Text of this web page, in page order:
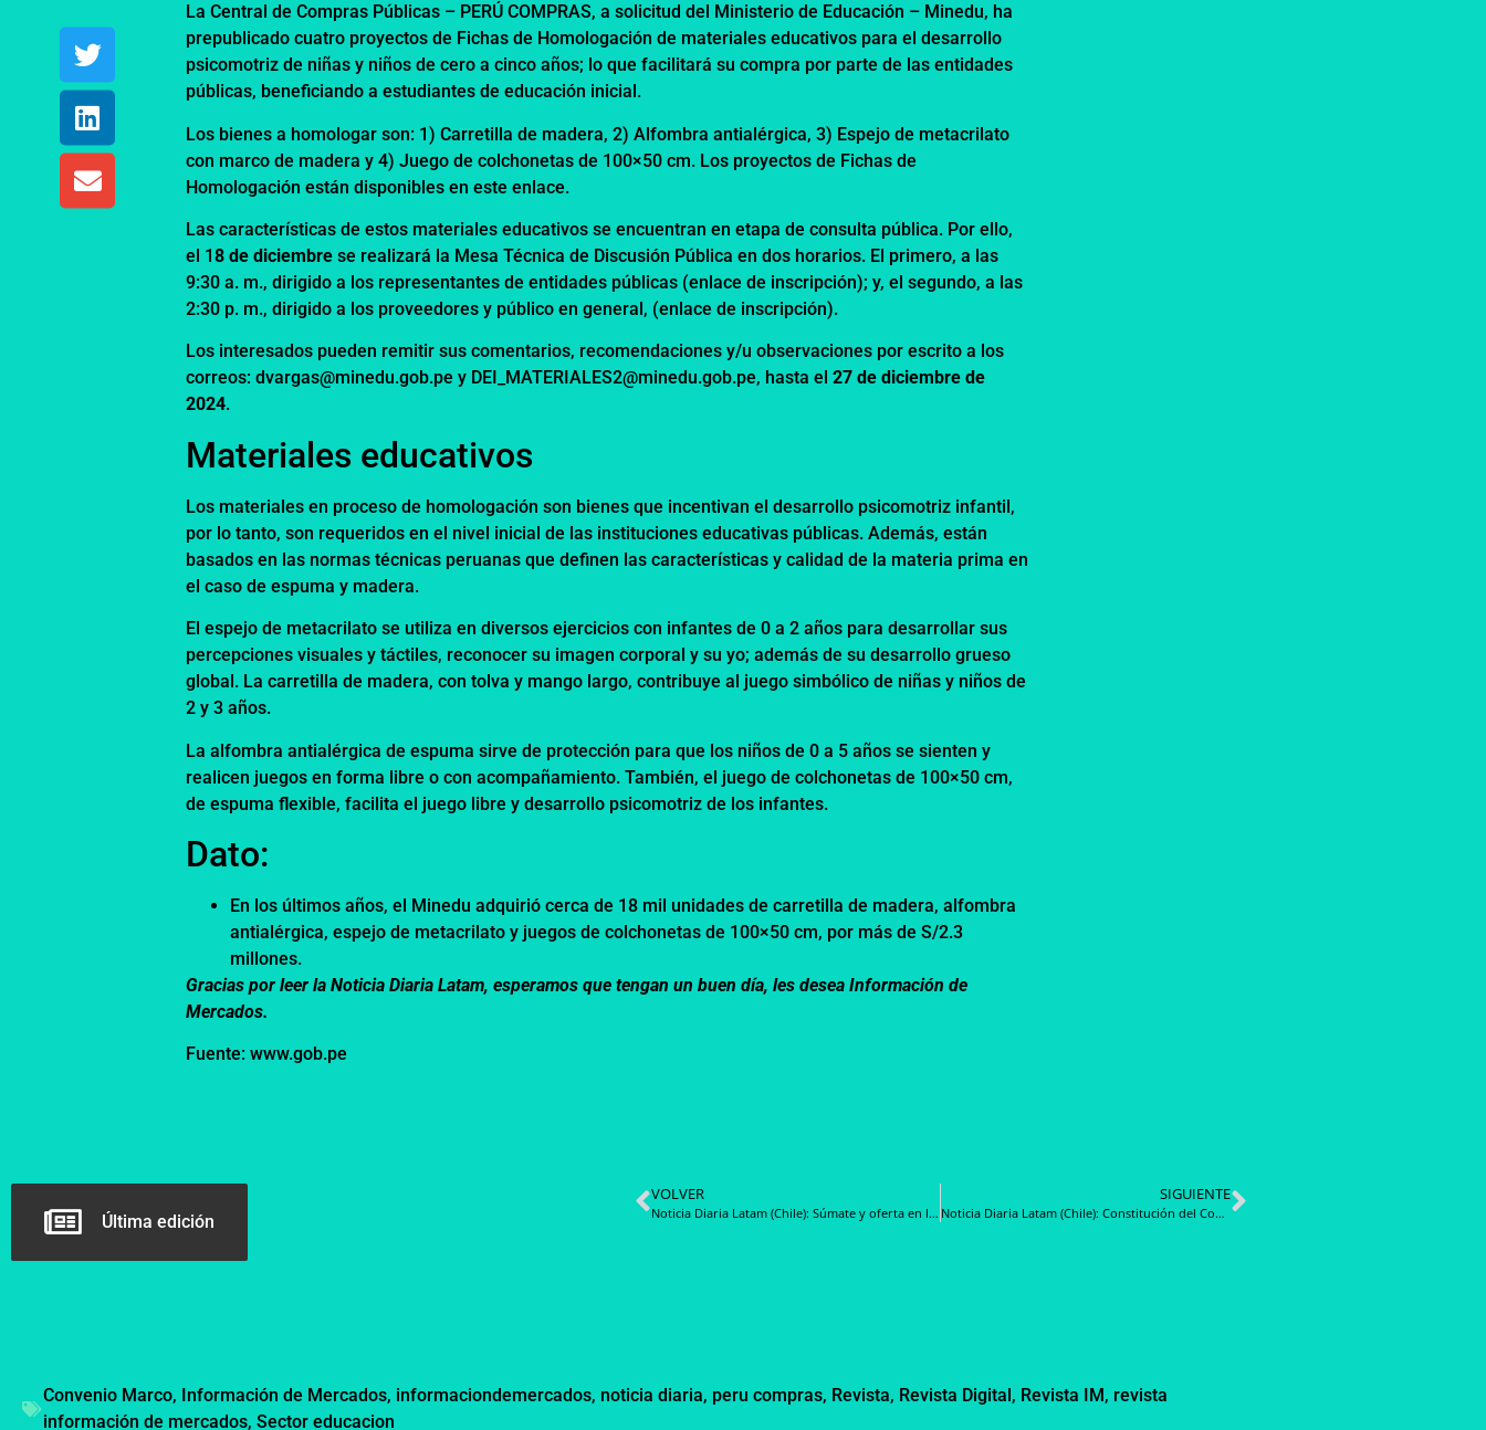
La Central de Compras Públicas – PERÚ COMPRAS, a solicitud del Ministerio de Educación – Minedu, ha
prepublicado cuatro proyectos de Fichas de Homologación de materiales educativos para el desarrollo
psicomotriz de niñas y niños de cero a cinco años; lo que facilitará su compra por parte de las entidades
públicas, beneficiando a estudiantes de educación inicial.
Los bienes a homologar son: 1) Carretilla de madera, 2) Alfombra antialérgica, 3) Espejo de metacrilato
con marco de madera y 4) Juego de colchonetas de 100×50 cm. Los proyectos de Fichas de
Homologación están disponibles eneste enlace.
Las características de estos materiales educativos se encuentran en etapa de consulta pública. Por ello,
el 18 de diciembre se realizará la Mesa Técnica de Discusión Pública en dos horarios. El primero, a las
9:30 a. m., dirigido a los representantes de entidades públicas (enlace de inscripción); y, el segundo, a las
2:30 p. m., dirigido a los proveedores y público en general, (enlace de inscripción).
Los interesados pueden remitir sus comentarios, recomendaciones y/u observaciones por escrito a los
correos: dvargas@minedu.gob.pe y DEI_MATERIALES2@minedu.gob.pe, hasta el27 de diciembre de
2024.
Materiales educativos
Los materiales en proceso de homologación son bienes que incentivan el desarrollo psicomotriz infantil,
por lo tanto, son requeridos en el nivel inicial de las instituciones educativas públicas. Además, están
basados en las normas técnicas peruanas que definen las características y calidad de la materia prima en
el caso de espuma y madera.
El espejo de metacrilato se utiliza en diversos ejercicios con infantes de 0 a 2 años para desarrollar sus
percepciones visuales y táctiles, reconocer su imagen corporal y su yo; además de su desarrollo grueso
global. La carretilla de madera, con tolva y mango largo, contribuye al juego simbólico de niñas y niños de
2 y 3 años.
La alfombra antialérgica de espuma sirve de protección para que los niños de 0 a 5 años se sienten y
realicen juegos en forma libre o con acompañamiento. También, el juego de colchonetas de 100×50 cm,
de espuma flexible, facilita el juego libre y desarrollo psicomotriz de los infantes.
Dato:
En los últimos años, el Minedu adquirió cerca de 18 mil unidades de carretilla de madera, alfombra
antialérgica, espejo de metacrilato y juegos de colchonetas de 100×50 cm, por más de S/2.3
millones.
Gracias por leer la Noticia Diaria Latam, esperamos que tengan un buen día, les desea Información de
Mercados.
Fuente: www.gob.pe
Última edición
VOLVER
Noticia Diaria Latam (Chile): Súmate y oferta en la nueva licitación para el Convenio Marco de Escritorio y Papelería
SIGUIENTE
Noticia Diaria Latam (Chile): Constitución del Comité de Compra Pública de Innovación pone en marcha institucionalidad para implementar este mecanismo en junio de 2025
Convenio Marco, Información de Mercados, informaciondemercados, noticia diaria, peru compras, Revista, Revista Digital, Revista IM, revista
información de mercados, Sector educacion